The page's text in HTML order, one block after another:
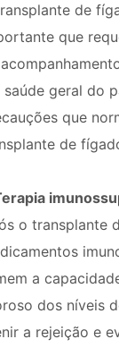
de
que
saúde geral do
que
de
o transplante
a
dos níveis
a rejeição e